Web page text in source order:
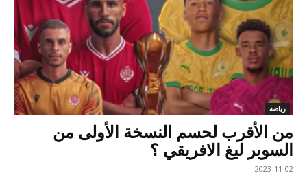
رياضة
من الأقرب لحسم النسخة الأولى من
السوبر ليغ الافريقي ؟
2023-11-02